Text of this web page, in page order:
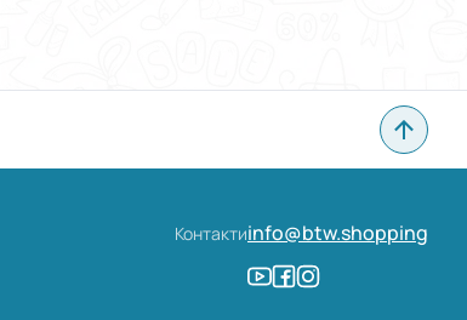
Контактиinfo@btw.shopping